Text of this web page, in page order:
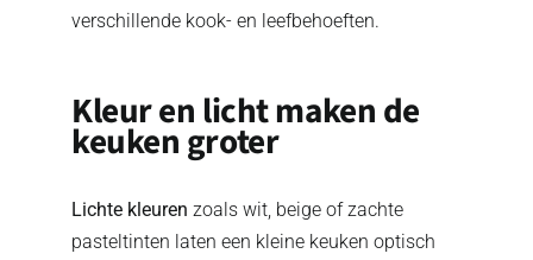
verschillende kook- en leefbehoeften.
Kleur en licht maken de
keuken groter
Lichte kleuren zoals wit, beige of zachte
pasteltinten laten een kleine keuken optisch